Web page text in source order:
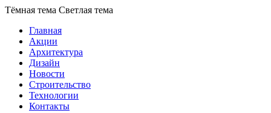
Тёмная тема Светлая тема
Главная
Акции
Архитектура
Дизайн
Новости
Строительство
Технологии
Контакты